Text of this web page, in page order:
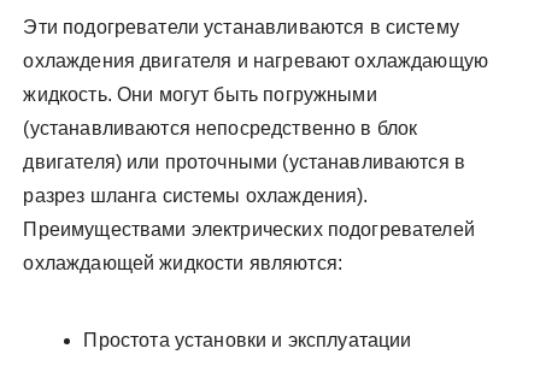
Эти подогреватели устанавливаются в систему
охлаждения двигателя и нагревают охлаждающую
жидкость. Они могут быть погружными
(устанавливаются непосредственно в блок
двигателя) или проточными (устанавливаются в
разрез шланга системы охлаждения).
Преимуществами электрических подогревателей
охлаждающей жидкости являются:
Простота установки и эксплуатации